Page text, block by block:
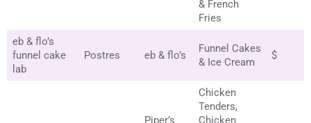
& French
Fries
eb & flo’s
funnel cake
lab
Postres eb & flo’s
Funnel Cakes
& Ice Cream
$
Piper’s
Chicken
Tenders,
Chicken